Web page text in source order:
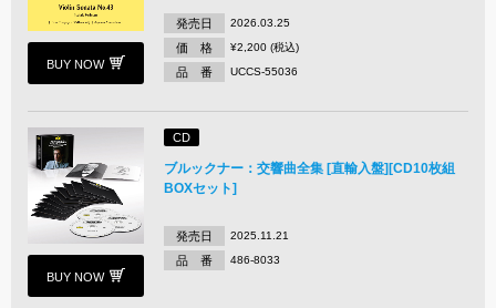
BUY NOW
発売日 2026.03.25
価 格 ¥2,200 (税込)
品 番 UCCS-55036
BUY NOW
CD
ブルックナー：交響曲全集 [直輸入盤][CD10枚組
BOXセット]
発売日 2025.11.21
品 番 486-8033